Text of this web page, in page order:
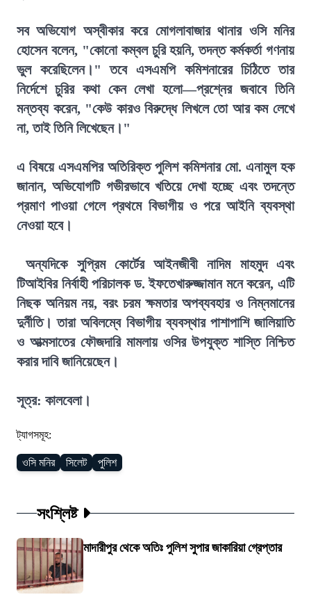
সব অভিযোগ অস্বীকার করে মোগলাবাজার থানার ওসি মনির
হোসেন বলেন, "কোনো কম্বল চুরি হয়নি, তদন্ত কর্মকর্তা গণনায়
ভুল করেছিলেন।" তবে এসএমপি কমিশনারের চিঠিতে তার
নির্দেশে চুরির কথা কেন লেখা হলো—প্রশ্নের জবাবে তিনি
মন্তব্য করেন, "কেউ কারও বিরুদ্ধে লিখলে তো আর কম লেখে
না, তাই তিনি লিখেছেন।"
এ বিষয়ে এসএমপির অতিরিক্ত পুলিশ কমিশনার মো. এনামুল হক
জানান, অভিযোগটি গভীরভাবে খতিয়ে দেখা হচ্ছে এবং তদন্তে
প্রমাণ পাওয়া গেলে প্রথমে বিভাগীয় ও পরে আইনি ব্যবস্থা
নেওয়া হবে।
অন্যদিকে সুপ্রিম কোর্টের আইনজীবী নাদিম মাহমুদ এবং
টিআইবির নির্বাহী পরিচালক ড. ইফতেখারুজ্জামান মনে করেন, এটি
নিছক অনিয়ম নয়, বরং চরম ক্ষমতার অপব্যবহার ও নিম্নমানের
দুর্নীতি। তারা অবিলম্বে বিভাগীয় ব্যবস্থার পাশাপাশি জালিয়াতি
ও আত্মসাতের ফৌজদারি মামলায় ওসির উপযুক্ত শাস্তি নিশ্চিত
করার দাবি জানিয়েছেন।
সূত্র: কালবেলা।
ট্যাগসমূহ:
ওসি মনির সিলেট পুলিশ
সংশ্লিষ্ট
মাদারীপুর থেকে অতিঃ পুলিশ সুপার জাকারিয়া গ্রেপ্তার